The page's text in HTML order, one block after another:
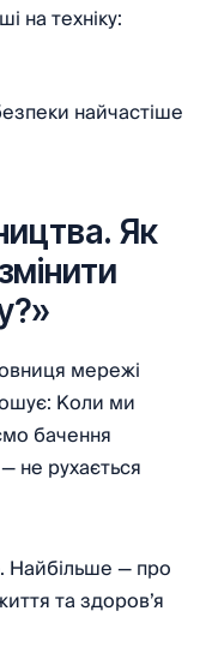
на техніку:
найчастіше
Як
мережі
Коли ми
бачення
не рухається
. Найбільше — про
та здоров’я